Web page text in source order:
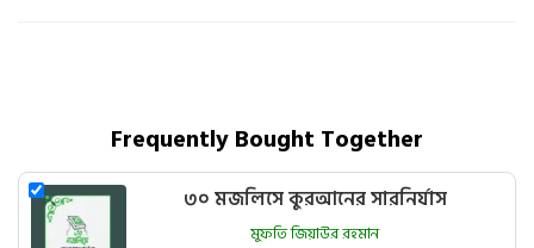
Frequently Bought Together
৩০ মজলিসে কুরআনের সারনির্যাস
মুফতি জিয়াউর রহমান